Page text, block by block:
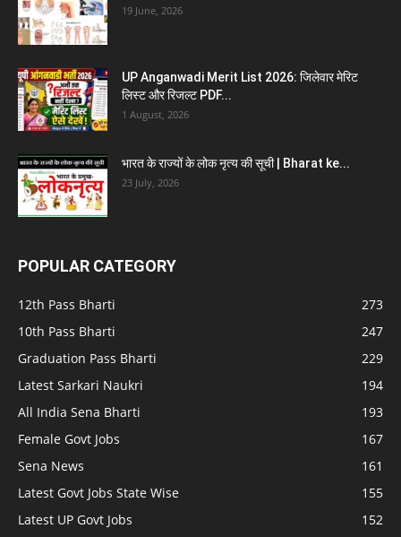
19 June, 2026
UP Anganwadi Merit List 2026: जिलेवार मेरिट
लिस्ट और रिजल्ट PDF...
1 August, 2026
भारत के राज्यों के लोक नृत्य की सूची | Bharat ke...
23 July, 2026
POPULAR CATEGORY
12th Pass Bharti
273
10th Pass Bharti
247
Graduation Pass Bharti
229
Latest Sarkari Naukri
194
All India Sena Bharti
193
Female Govt Jobs
167
Sena News
161
Latest Govt Jobs State Wise
155
Latest UP Govt Jobs
152